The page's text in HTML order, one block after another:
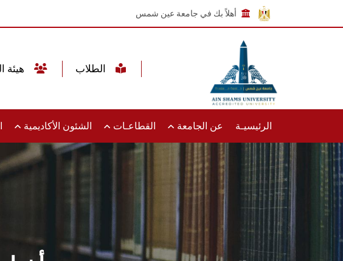
أهلاً بك في جامعة عين شمس
الرئيسيـة عن الجامعة القطاعـات الشئون الأكاديمية